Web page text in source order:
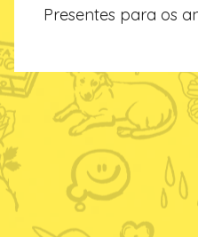
Presentes para os